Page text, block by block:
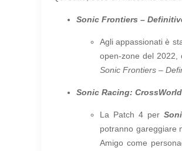
Sonic Frontiers –
Agli appassionati è
open-zone del 2022,
Sonic Frontiers –
Sonic Racing:
La Patch 4 per
potranno gareggiare
Amigo come